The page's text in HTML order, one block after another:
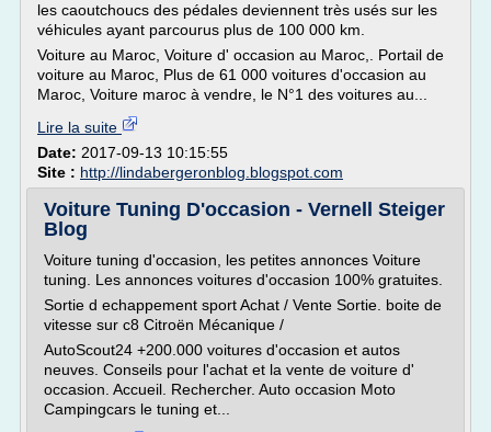
les caoutchoucs des pédales deviennent très usés sur les
véhicules ayant parcourus plus de 100 000 km.
Voiture au Maroc, Voiture d' occasion au Maroc,. Portail de
voiture au Maroc, Plus de 61 000 voitures d'occasion au
Maroc, Voiture maroc à vendre, le N°1 des voitures au...
Lire la suite
Date: 2017-09-13 10:15:55
Site : http://lindabergeronblog.blogspot.com
Voiture Tuning D'occasion - Vernell Steiger
Blog
Voiture tuning d'occasion, les petites annonces Voiture
tuning. Les annonces voitures d'occasion 100% gratuites.
Sortie d echappement sport Achat / Vente Sortie. boite de
vitesse sur c8 Citroën Mécanique /
AutoScout24 +200.000 voitures d'occasion et autos
neuves. Conseils pour l'achat et la vente de voiture d'
occasion. Accueil. Rechercher. Auto occasion Moto
Campingcars le tuning et...